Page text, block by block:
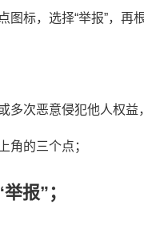
标，选择“举报”，再
次恶意侵犯他人权益
角的三个点；
报”；